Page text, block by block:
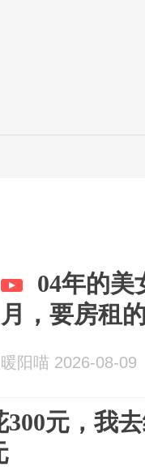
04年的美
月，要房租
暖阳喵 2026-08-09
300元，我